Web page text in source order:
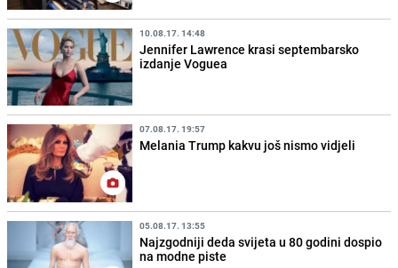
10.08.17. 14:48
Jennifer Lawrence krasi septembarsko
izdanje Voguea
07.08.17. 19:57
Melania Trump kakvu još nismo vidjeli
05.08.17. 13:55
Najzgodniji deda svijeta u 80 godini dospio
na modne piste